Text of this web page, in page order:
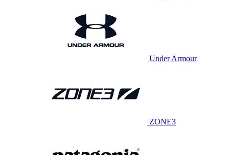
Under Armour
ZONE3